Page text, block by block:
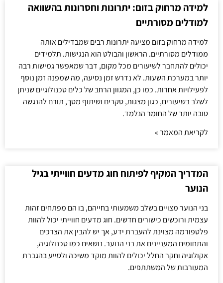
למידה מרחוק בזום: יתרונות וחסרונות בהשוואה
למודלים מסורתיים
למידה מרחוק בזום מציעה יתרונות רבים שמבדילים אותה
ממודלים מסורתיים. הראשון והבולט הוא הנגישות. תלמידים
יכולים להתחבר לשיעורים מכל מקום, דבר שמאפשר גמישות רבה
יותר במערכת השעות. לא נדרש זמן נסיעה, מה שמפנה זמן נוסף
לפעילויות אחרות. כמו כן, המגוון הרחב של כלים טכנולוגיים שניתן
לשלב בשיעורים, כגון מצגות, סקרים ושיתוף מסך, תורם להנגשה
טובה יותר של החומר הנלמד.
לקריאת המאמר »
המדריך המקיף לפיתוח חוג מדעים חווייתי בגיל
הנוער
בני הנוער מצויים בשלב משמעותי בחייהם, בו הם מפתחים זהות
עצמית ורוכשים כישורים חדשים. חוג מדעים חווייתי יכול להוות
פלטפורמה מצוינת להעברת ידע, אך יש להבין את הצרכים
והתחומים המעניינים את בני הנוער. נושאים כמו טכנולוגיה,
אקולוגיה וחקר החלל יכולים להוות מוקד משיכה ולסייע בהגברת
המעורבות של המשתתפים.